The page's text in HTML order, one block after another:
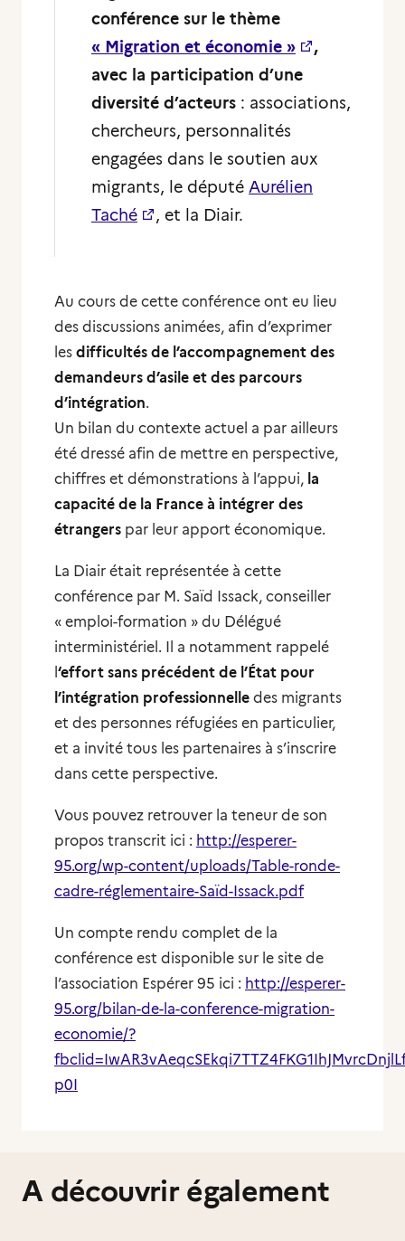
conférence sur le thème
« Migration et économie »
,
avec la participation d’une
diversité d’acteurs : associations,
chercheurs, personnalités
engagées dans le soutien aux
migrants, le député Aurélien
Taché
, et la Diair.
Au cours de cette conférence ont eu lieu
des discussions animées, afin d’exprimer
les difficultés de l’accompagnement des
demandeurs d’asile et des parcours
d’intégration.
Un bilan du contexte actuel a par ailleurs
été dressé afin de mettre en perspective,
chiffres et démonstrations à l’appui, la
capacité de la France à intégrer des
étrangers par leur apport économique.
La Diair était représentée à cette
conférence par M. Saïd Issack, conseiller
« emploi-formation » du Délégué
interministériel. Il a notamment rappelé
‘effort sans précédent de l’État pour
l’intégration professionnelle des migrants
et des personnes réfugiées en particulier,
et a invité tous les partenaires à s’inscrire
dans cette perspective.
Vous pouvez retrouver la teneur de son
propos transcrit ici : http://esperer-
95.org/wp-content/uploads/Table-ronde-
cadre-réglementaire-Saïd-Issack.pdf
Un compte rendu complet de la
conférence est disponible sur le site de
l’association Espérer 95 ici : http://esperer-
95.org/bilan-de-la-conference-migration-
economie/?
p0I
A découvrir également